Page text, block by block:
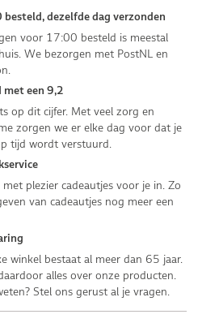
dezelfde dag verzonden
voor 17:00 besteld is meestal
We bezorgen met PostNL en
met een 9,2
op dit cijfer. Met veel zorg en
zorgen we er elke dag voor dat je
tijd wordt verstuurd.
plezier cadeautjes voor je in. Zo
van cadeautjes nog meer een
winkel bestaat al meer dan 65 jaar.
alles over onze producten.
Stel ons gerust al je vragen.